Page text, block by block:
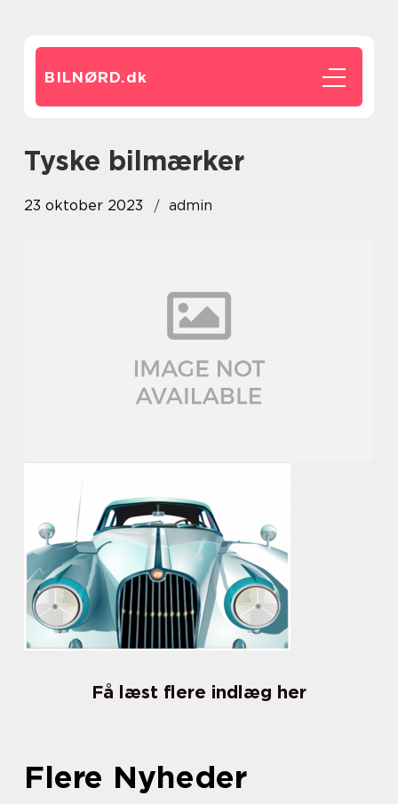
BILNØRD.dk
tyske bilmærker
23 oktober 2023 admin
Få læst flere indlæg her
Flere Nyheder